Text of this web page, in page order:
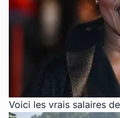
Voici les vrais salaires